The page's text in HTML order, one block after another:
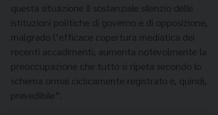
questa situazione il sostanziale silenzio delle
istituzioni politiche di governo e di opposizione,
malgrado l’efficace copertura mediatica dei
recenti accadimenti, aumenta notevolmente la
preoccupazione che tutto si ripeta secondo lo
schema ormai ciclicamente registrato e, quindi,
prevedibile”.